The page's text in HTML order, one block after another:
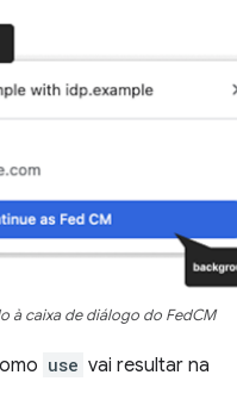
à caixa de diálogo do FedCM
use vai resultar na